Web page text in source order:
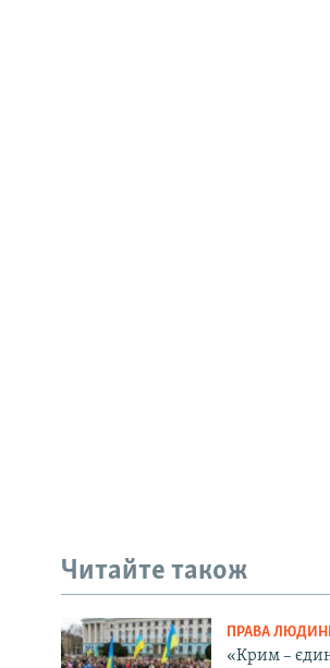
Читайте також
ПРАВА
«Крим –